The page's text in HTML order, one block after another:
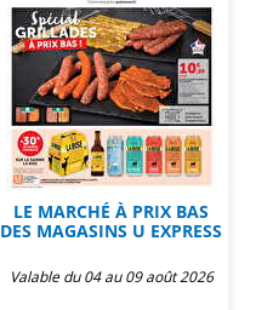
LE MARCHÉ À PRIX BAS
DES MAGASINS U EXPRESS
Valable du 04 au 09 août 2026